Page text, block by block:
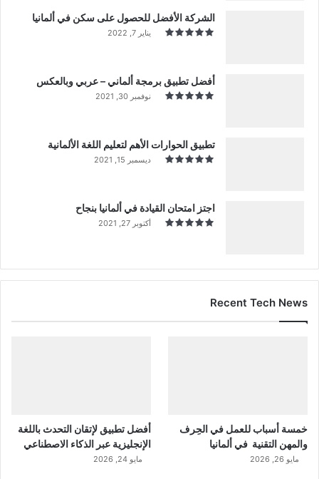
الشركة الأفضل للحصول على سكن في ألمانيا
يناير 7, 2022
أفضل تطبيق برمجة ألماني – عربي وبالعكس
نوفمبر 30, 2021
تطبيق الحوارات الأهم لتعليم اللغة الألمانية
ديسمبر 15, 2021
اجتز امتحان القيادة في ألمانيا بنجاح
أكتوبر 27, 2021
Recent Tech News
خمسة أسباب للعمل في الحِرف
والمهن التقنية في ألمانيا
مايو 26, 2026
أفضل تطبيق لإتقان التحدث باللغة
الإنجليزية عبر الذكاء الاصطناعي
مايو 24, 2026